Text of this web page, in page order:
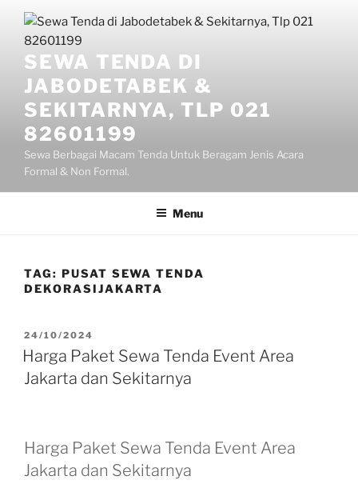
Lompat
konten
SEWA TENDA DI
JABODETABEK &
SEKITARNYA, TLP 021
82601199
Sewa Berbagai Macam Tenda Untuk Beragam Jenis Acara
Formal & Non Formal.
Menu
TAG: PUSAT SEWA TENDA
DEKORASIJAKARTA
DIPOSKAN
PADA
24/10/2024
Harga Paket Sewa Tenda Event Area
Jakarta dan Sekitarnya
Harga Paket Sewa Tenda Event Area
Jakarta dan Sekitarnya